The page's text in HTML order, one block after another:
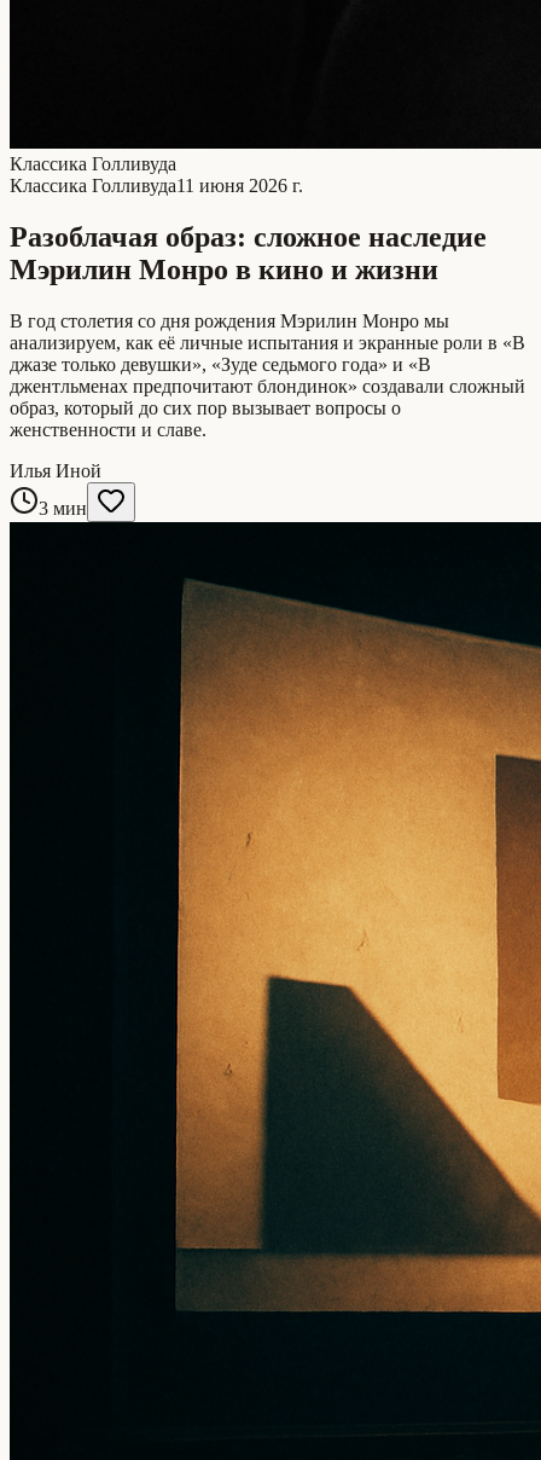
Классика Голливуда
Классика Голливуда11 июня 2026 г.
Разоблачая образ: сложное наследие
Мэрилин Монро в кино и жизни
В год столетия со дня рождения Мэрилин Монро мы
анализируем, как её личные испытания и экранные роли в «В
джазе только девушки», «Зуде седьмого года» и «В
джентльменах предпочитают блондинок» создавали сложный
образ, который до сих пор вызывает вопросы о
женственности и славе.
Илья Иной
3 мин